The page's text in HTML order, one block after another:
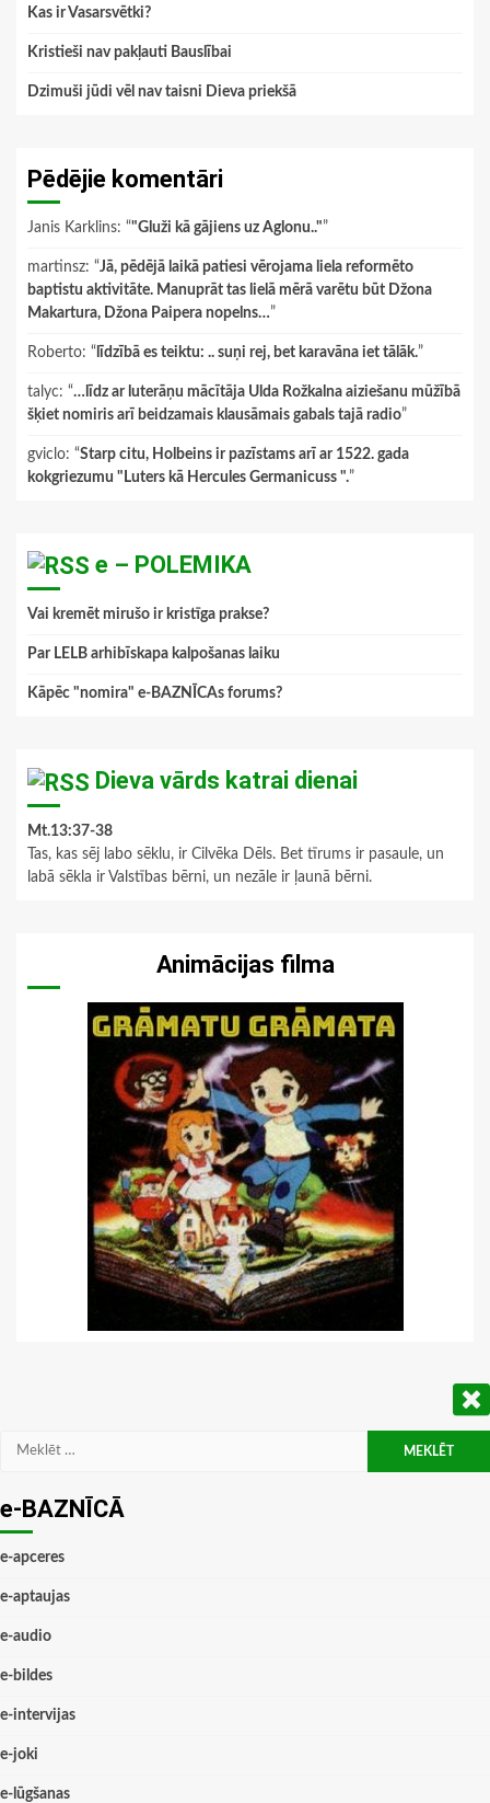
Kas ir Vasarsvētki?
Kristieši nav pakļauti Bauslībai
Dzimuši jūdi vēl nav taisni Dieva priekšā
Pēdējie komentāri
Janis Karklins: “"Gluži kā gājiens uz Aglonu.."”
martinsz: “Jā, pēdējā laikā patiesi vērojama liela reformēto
baptistu aktivitāte. Manuprāt tas lielā mērā varētu būt Džona
Makartura, Džona Paipera nopelns…”
Roberto: “ līdzībā es teiktu: .. suņi rej, bet karavāna iet tālāk.”
talyc: “…līdz ar luterāņu mācītāja Ulda Rožkalna aiziešanu mūžībā
šķiet nomiris arī beidzamais klausāmais gabals tajā radio”
gviclo: “Starp citu, Holbeins ir pazīstams arī ar 1522. gada
kokgriezumu "Luters kā Hercules Germanicuss ".”
e – POLEMIKA
Vai kremēt mirušo ir kristīga prakse?
Par LELB arhibīskapa kalpošanas laiku
Kāpēc "nomira" e-BAZNĪCAs forums?
Dieva vārds katrai dienai
Mt.13:37-38
Tas, kas sēj labo sēklu, ir Cilvēka Dēls. Bet tīrums ir pasaule, un
labā sēkla ir Valstības bērni, un nezāle ir ļaunā bērni.
Animācijas filma
Meklēt:
e-BAZNĪCĀ
e-apceres
e-aptaujas
e-audio
e-bildes
e-intervijas
e-joki
e-lūgšanas